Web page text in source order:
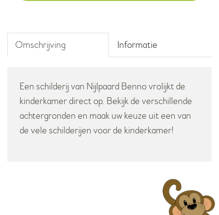
Omschrijving Informatie
Een schilderij van Nijlpaard Benno vrolijkt de
kinderkamer direct op. Bekijk de verschillende
achtergronden en maak uw keuze uit een van
de vele schilderijen voor de kinderkamer!